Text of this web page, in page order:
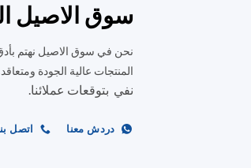
سوق الاصيل
نحن في سوق الاصيل نهتم
المنتجات عالية الجودة
نفي بتوقعات عملائنا.
دردش معنا اتصل